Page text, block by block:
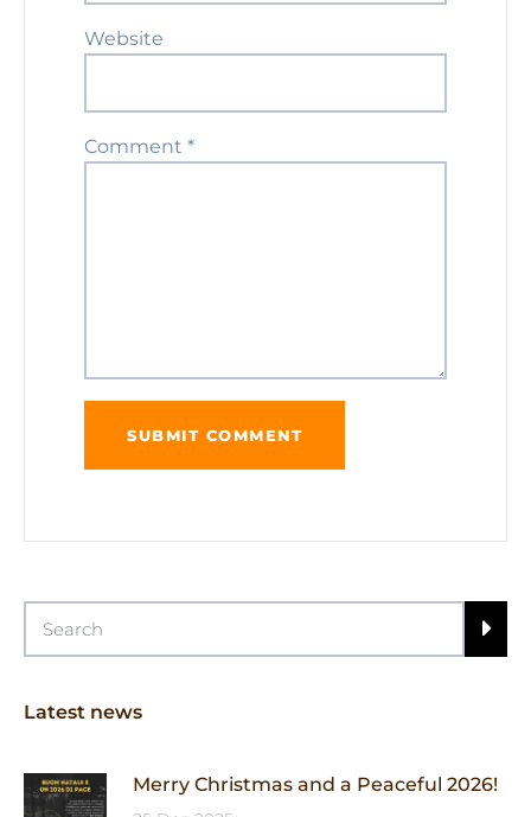
Website
Comment *
Latest news
Merry Christmas and a Peaceful 2026!